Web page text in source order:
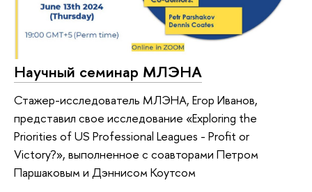
Научный семинар МЛЭНА
Стажер-исследователь МЛЭНА, Егор Иванов,
представил свое исследование «Exploring the
Priorities of US Professional Leagues - Profit or
Victory?», выполненное с соавторами Петром
Паршаковым и Дэннисом Коутсом